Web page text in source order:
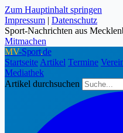
Zum Hauptinhalt springen
Impressum | Datenschutz
Sport-Nachrichten aus
Mitmachen
MV-Sport.de
Startseite Artikel Termine
Mediathek
Artikel durchsuchen